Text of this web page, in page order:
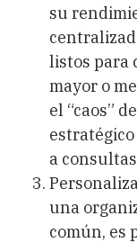
su
listos para
mayor o
el “caos”
a
una
común, es